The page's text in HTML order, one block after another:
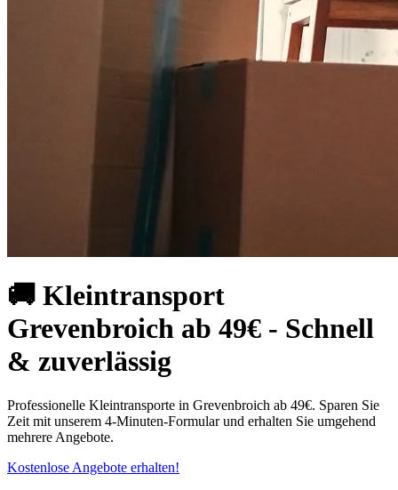
🚚 Kleintransport
Grevenbroich ab 49€ - Schnell
& zuverlässig
Professionelle Kleintransporte in Grevenbroich ab 49€. Sparen Sie
Zeit mit unserem 4-Minuten-Formular und erhalten Sie umgehend
mehrere Angebote.
Kostenlose Angebote erhalten!